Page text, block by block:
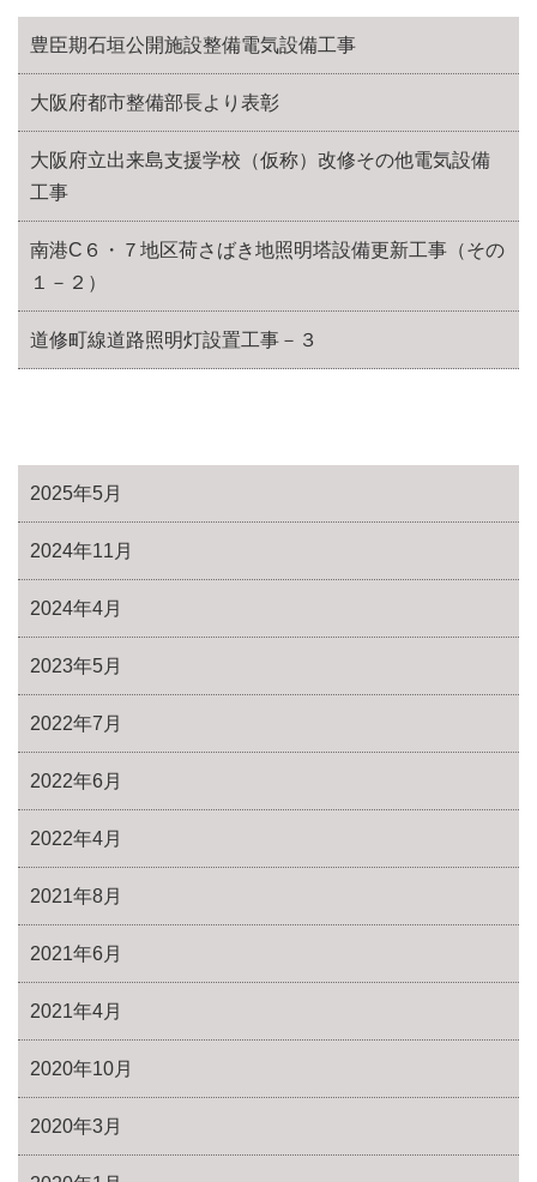
豊臣期石垣公開施設整備電気設備工事
大阪府都市整備部長より表彰
大阪府立出来島支援学校（仮称）改修その他電気設備
工事
南港C６・７地区荷さばき地照明塔設備更新工事（その
１－２）
道修町線道路照明灯設置工事－３
2025年5月
2024年11月
2024年4月
2023年5月
2022年7月
2022年6月
2022年4月
2021年8月
2021年6月
2021年4月
2020年10月
2020年3月